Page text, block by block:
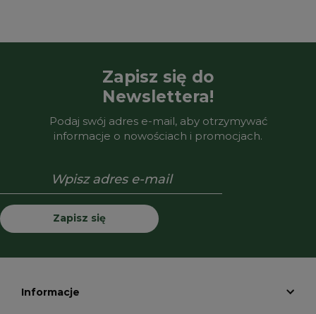
Zapisz się do
Newslettera!
Podaj swój adres e-mail, aby otrzymywać
informacje o nowościach i promocjach.
Zapisz się
Informacje